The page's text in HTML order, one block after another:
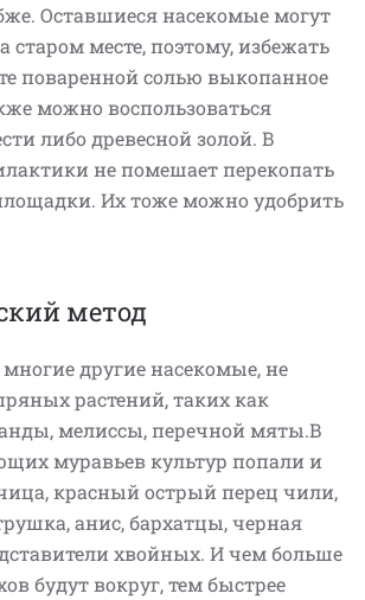
Оставшиеся насекомые могут
старом месте, поэтому, избежать
поваренной солью выкопанное
можно воспользоваться
либо древесной золой. В
не помешает перекопать
Их тоже можно удобрить
метод
другие насекомые, не
растений, таких как
мелиссы, перечной мяты.В
муравьев культур попали и
красный острый перец чили,
анис, бархатцы, черная
хвойных. И чем больше
будут вокруг, тем быстрее